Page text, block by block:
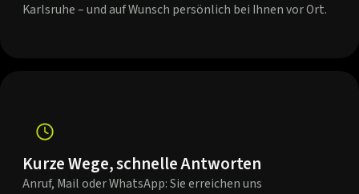
Karlsruhe – und auf Wunsch persönlich bei Ihnen vor Ort.
Kurze Wege, schnelle Antworten
Anruf, Mail oder WhatsApp: Sie erreichen uns